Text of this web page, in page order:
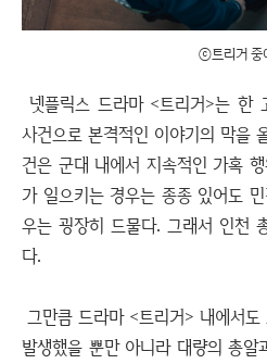
ⓒ트리거 중
넷플릭스 드라마 <트리거>는 한
사건으로 본격적인 이야기의 막을
건은 군대 내에서 지속적인 가혹
가 일으키는 경우는 종종 있어도
우는 굉장히 드물다. 그래서 인천
다.
그만큼 드라마 <트리거> 내에서
발생했을 뿐만 아니라 대량의 총